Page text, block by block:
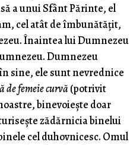
a unui Sfânt Părinte, el
cel atât de îmbunătățit,
Înaintea lui Dumnezeu
Dumnezeu
sine, ele sunt nevrednice
de femeie curvă (potrivit
binevoiește doar
zădărnicia binelui
cel duhovnicesc. Omul